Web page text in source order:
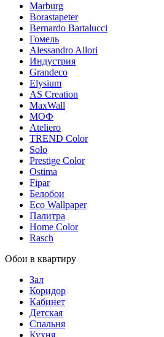
Marburg
Borastapeter
Bernardo Bartalucci
Гомель
Alessandro Allori
Индустрия
Grandeco
Elysium
AS Creation
MaxWall
МОФ
Ateliero
TREND Color
Solo
Prestige Color
Ostima
Fipar
Белобои
Eco Wallpaper
Палитра
Home Color
Rasch
Обои в квартиру
Зал
Коридор
Кабинет
Детская
Спальня